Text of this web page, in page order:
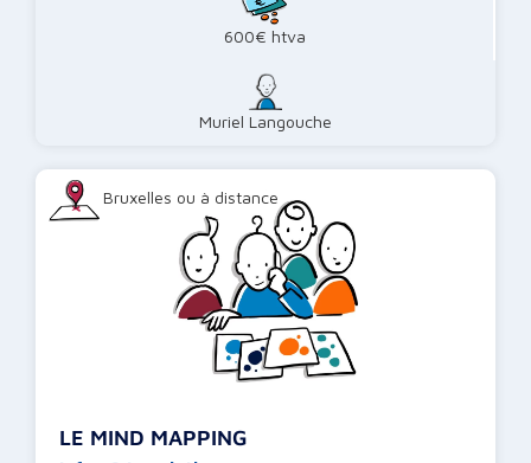
600€ htva
Muriel Langouche
Bruxelles ou à distance
LE MIND MAPPING